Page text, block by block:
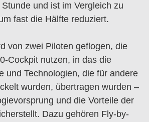
und ist im Vergleich zu
fast die Hälfte reduziert.
von zwei Piloten geflogen, die
Cockpit nutzen, in das die
und Technologien, die für andere
wurden, übertragen wurden –
und die Vorteile der
Dazu gehören Fly-by-